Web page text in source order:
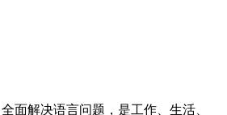
面解决语言问题，是工作、生活、